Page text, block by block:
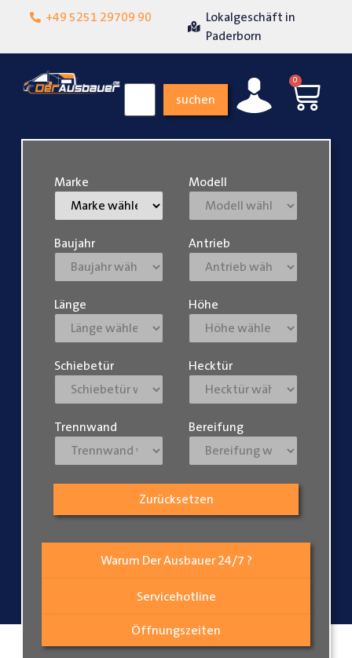
+49 5251 29709 90
Lokalgeschäft in
Über 15 Jahre
suchen
0
Warum Der Ausbauer 24/7 ?
Servicehotline
Öffnungszeiten
Marke Modell
Baujahr Antrieb
Länge Höhe
Schiebetür Hecktür
Trennwand Bereifung
Zurücksetzen